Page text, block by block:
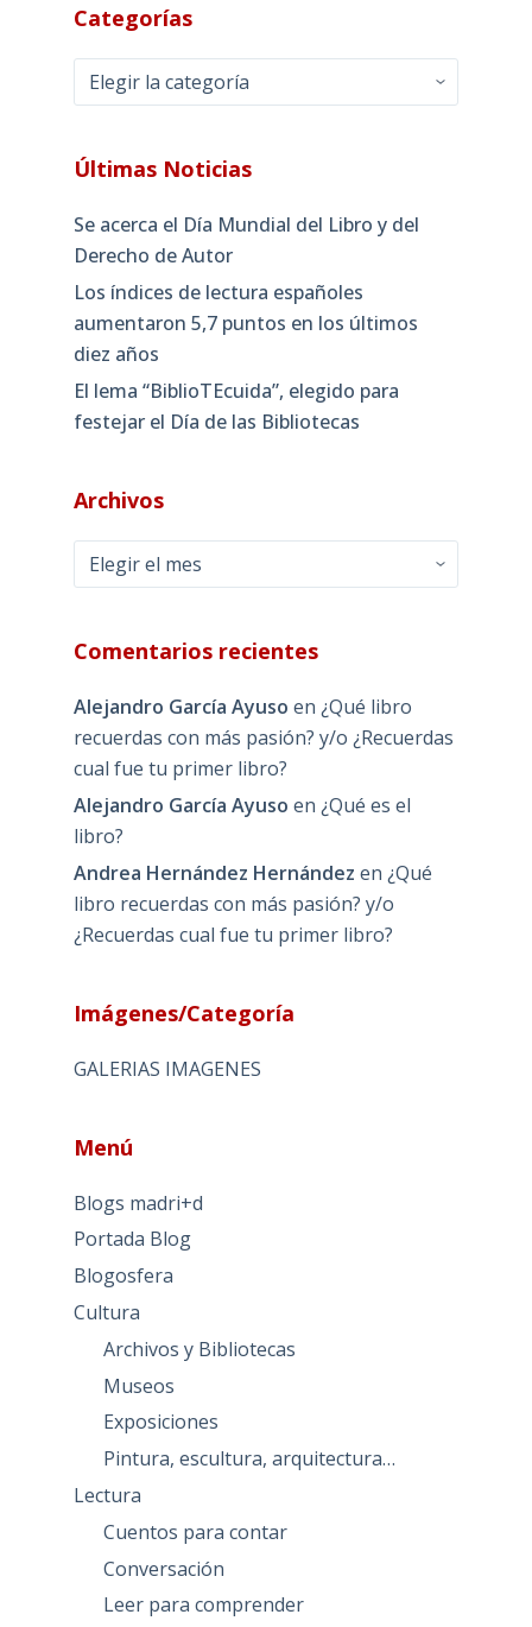
Categorías
Categorías
Últimas Noticias
Se acerca el Día Mundial del Libro y del
Derecho de Autor
Los índices de lectura españoles
aumentaron 5,7 puntos en los últimos
diez años
El lema “BiblioTEcuida”, elegido para
festejar el Día de las Bibliotecas
Archivos
Archivos
Comentarios recientes
Alejandro García Ayuso en ¿Qué libro
recuerdas con más pasión? y/o ¿Recuerdas
cual fue tu primer libro?
Alejandro García Ayuso en ¿Qué es el
libro?
Andrea Hernández Hernández en ¿Qué
libro recuerdas con más pasión? y/o
¿Recuerdas cual fue tu primer libro?
Imágenes/Categoría
GALERIAS IMAGENES
Menú
Blogs madri+d
Portada Blog
Blogosfera
Cultura
Archivos y Bibliotecas
Museos
Exposiciones
Pintura, escultura, arquitectura…
Lectura
Cuentos para contar
Conversación
Leer para comprender